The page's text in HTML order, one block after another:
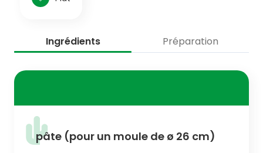
Ingrédients Préparation
pâte (pour un moule de ø 26 cm)